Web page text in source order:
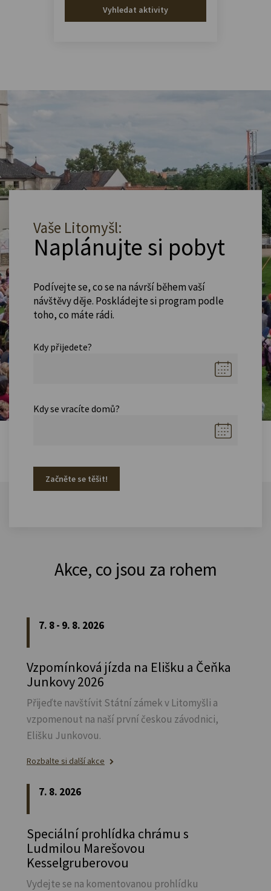
Vyhledat aktivity
Vaše Litomyšl:
Naplánujte si pobyt
Podívejte se, co se na návrší během vaší
návštěvy děje. Poskládejte si program podle
toho, co máte rádi.
Kdy přijedete?
Kdy se vracíte domů?
Začněte se těšit!
Akce, co jsou za rohem
7. 8 - 9. 8. 2026
Vzpomínková jízda na Elišku a Čeňka
Junkovy 2026
Přijeďte navštívit Státní zámek v Litomyšli a
vzpomenout na naší první českou závodnici,
Elišku Junkovou.
Rozbalte si další akce
7. 8. 2026
Speciální prohlídka chrámu s
Ludmilou Marešovou
Kesselgruberovou
Vydejte se na komentovanou prohlídku